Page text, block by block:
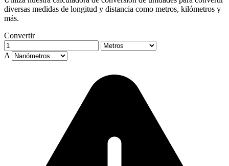
diversas medidas de longitud y distancia como metros, kilómetros y
más.
Convertir
A